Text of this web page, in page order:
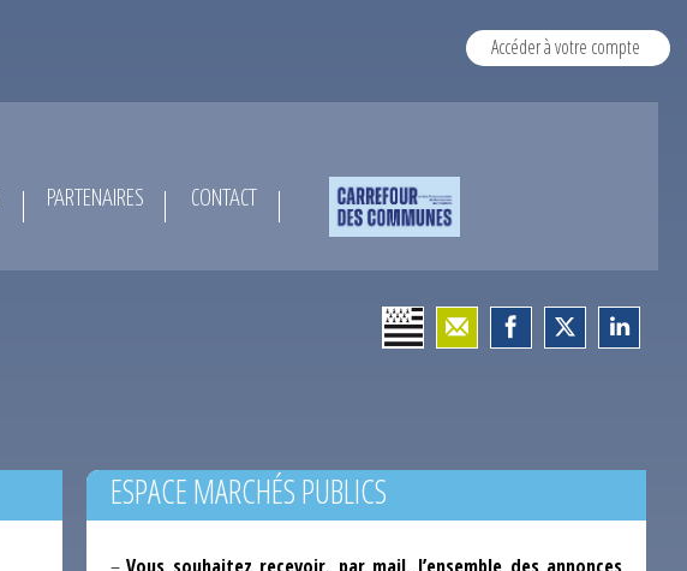
Accéder à votre compte
PARTENAIRES CONTACT
ESPACE MARCHÉS PUBLICS